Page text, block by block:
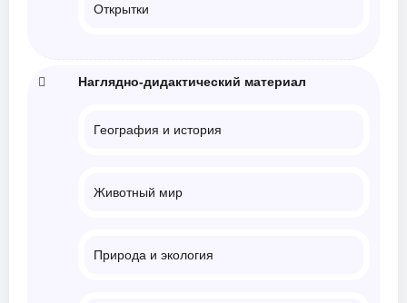
Открытки
Наглядно-дидактический материал
География и история
Животный мир
Природа и экология